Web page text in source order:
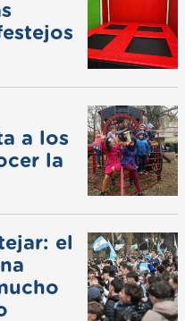
a los
la
el